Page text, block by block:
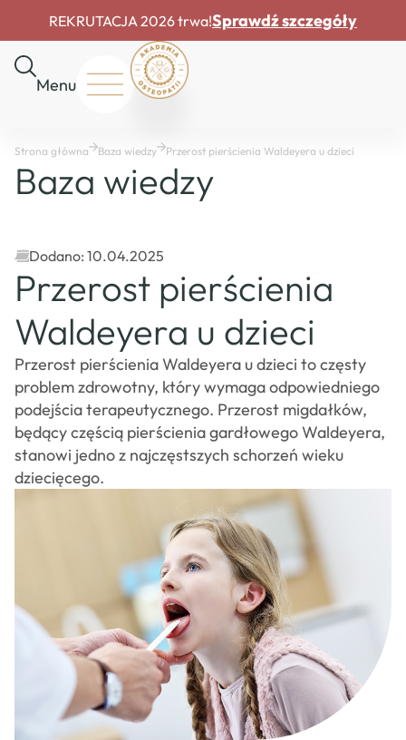
REKRUTACJA 2026 trwa!Sprawdź szczegóły
O
nas
otwarte
Dofinansowania
Master
Course
Baza
wiedzy
Mapa
osteopatów
CSAO
Sklep
Kontakt
Menu
Strona główna Baza wiedzy Przerost pierścienia Waldeyera u dzieci
Baza wiedzy
Dodano: 10.04.2025
Przerost pierścienia
Waldeyera u dzieci
Przerost pierścienia Waldeyera u dzieci to częsty
problem zdrowotny, który wymaga odpowiedniego
podejścia terapeutycznego. Przerost migdałków,
będący częścią pierścienia gardłowego Waldeyera,
stanowi jedno z najczęstszych schorzeń wieku
dziecięcego.